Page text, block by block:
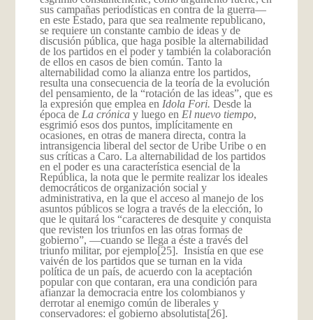
sus campañas periodísticas en contra de la guerra—
en este Estado, para que sea realmente republicano,
se requiere un constante cambio de ideas y de
discusión pública, que haga posible la alternabilidad
de los partidos en el poder y también la colaboración
de ellos en casos de bien común. Tanto la
alternabilidad como la alianza entre los partidos,
resulta una consecuencia de la teoría de la evolución
del pensamiento, de la “rotación de las ideas”, que es
la expresión que emplea en Idola Fori. Desde la
época de La crónicay luego en El nuevo tiempo,
esgrimió esos dos puntos, implícitamente en
ocasiones, en otras de manera directa, contra la
intransigencia liberal del sector de Uribe Uribe o en
sus críticas a Caro. La alternabilidad de los partidos
en el poder es una característica esencial de la
República, la nota que le permite realizar los ideales
democráticos de organización social y
administrativa, en la que el acceso al manejo de los
asuntos públicos se logra a través de la elección, lo
que le quitará los “caracteres de desquite y conquista
que revisten los triunfos en las otras formas de
gobierno”, —cuando se llega a éste a través del
triunfo militar, por ejemplo[25]. Insistía en que ese
vaivén de los partidos que se turnan en la vida
política de un país, de acuerdo con la aceptación
popular con que contaran, era una condición para
afianzar la democracia entre los colombianos y
derrotar al enemigo común de liberales y
conservadores: el gobierno absolutista[26].